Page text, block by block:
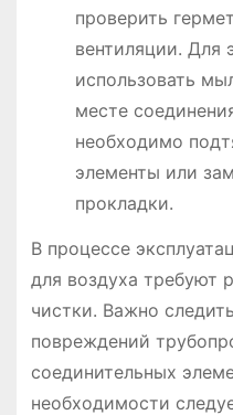
проверить
вентиляции. Для
использовать
месте
необходимо
элементы или
прокладки.
В процессе
для воздуха требуют
чистки. Важно
повреждений
соединительных
необходимости